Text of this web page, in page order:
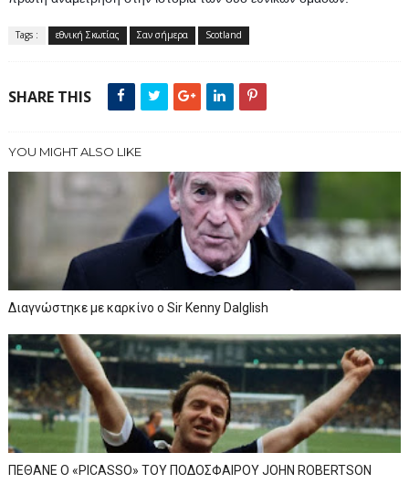
Tags : εθνική Σκωτίας Σαν σήμερα Scotland
SHARE THIS
YOU MIGHT ALSO LIKE
Διαγνώστηκε με καρκίνο ο Sir Kenny Dalglish
ΠΕΘΑΝΕ Ο «PICASSO» TOY ΠΟΔΟΣΦΑΙΡΟΥ JOHN ROBERTSON